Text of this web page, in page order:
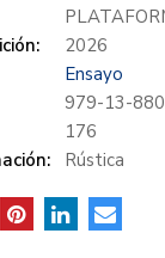
2026
Ensayo
979-13-
176
Rústica